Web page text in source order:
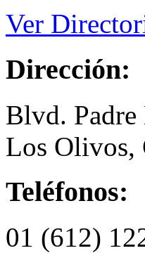
Ver
Dirección:
Blvd.
Los Olivos,
Teléfonos:
01 (612)